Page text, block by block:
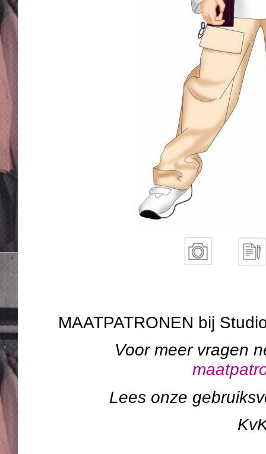
MAATPATRONEN bij
Voor meer vragen
Lees onze